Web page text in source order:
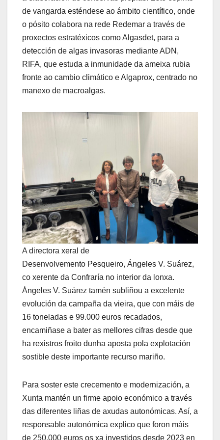
de vangarda esténdese ao ámbito científico, onde
o pósito colabora na rede Redemar a través de
proxectos estratéxicos como Algasdet, para a
detección de algas invasoras mediante ADN,
RIFA, que estuda a inmunidade da ameixa rubia
fronte ao cambio climático e Algaprox, centrado no
manexo de macroalgas.
A directora xeral de
Desenvolvemento Pesqueiro, Ángeles V. Suárez,
co xerente da Confraría no interior da lonxa.
Ángeles V. Suárez tamén subliñou a excelente
evolución da campaña da vieira, que con máis de
16 toneladas e 99.000 euros recadados,
encamiñase a bater as mellores cifras desde que
ha rexistros froito dunha aposta pola explotación
sostible deste importante recurso mariño.
Para soster este crecemento e modernización, a
Xunta mantén un firme apoio económico a través
das diferentes liñas de axudas autonómicas. Así, a
responsable autonómica explico que foron máis
de 250.000 euros os xa investidos desde 2023 en